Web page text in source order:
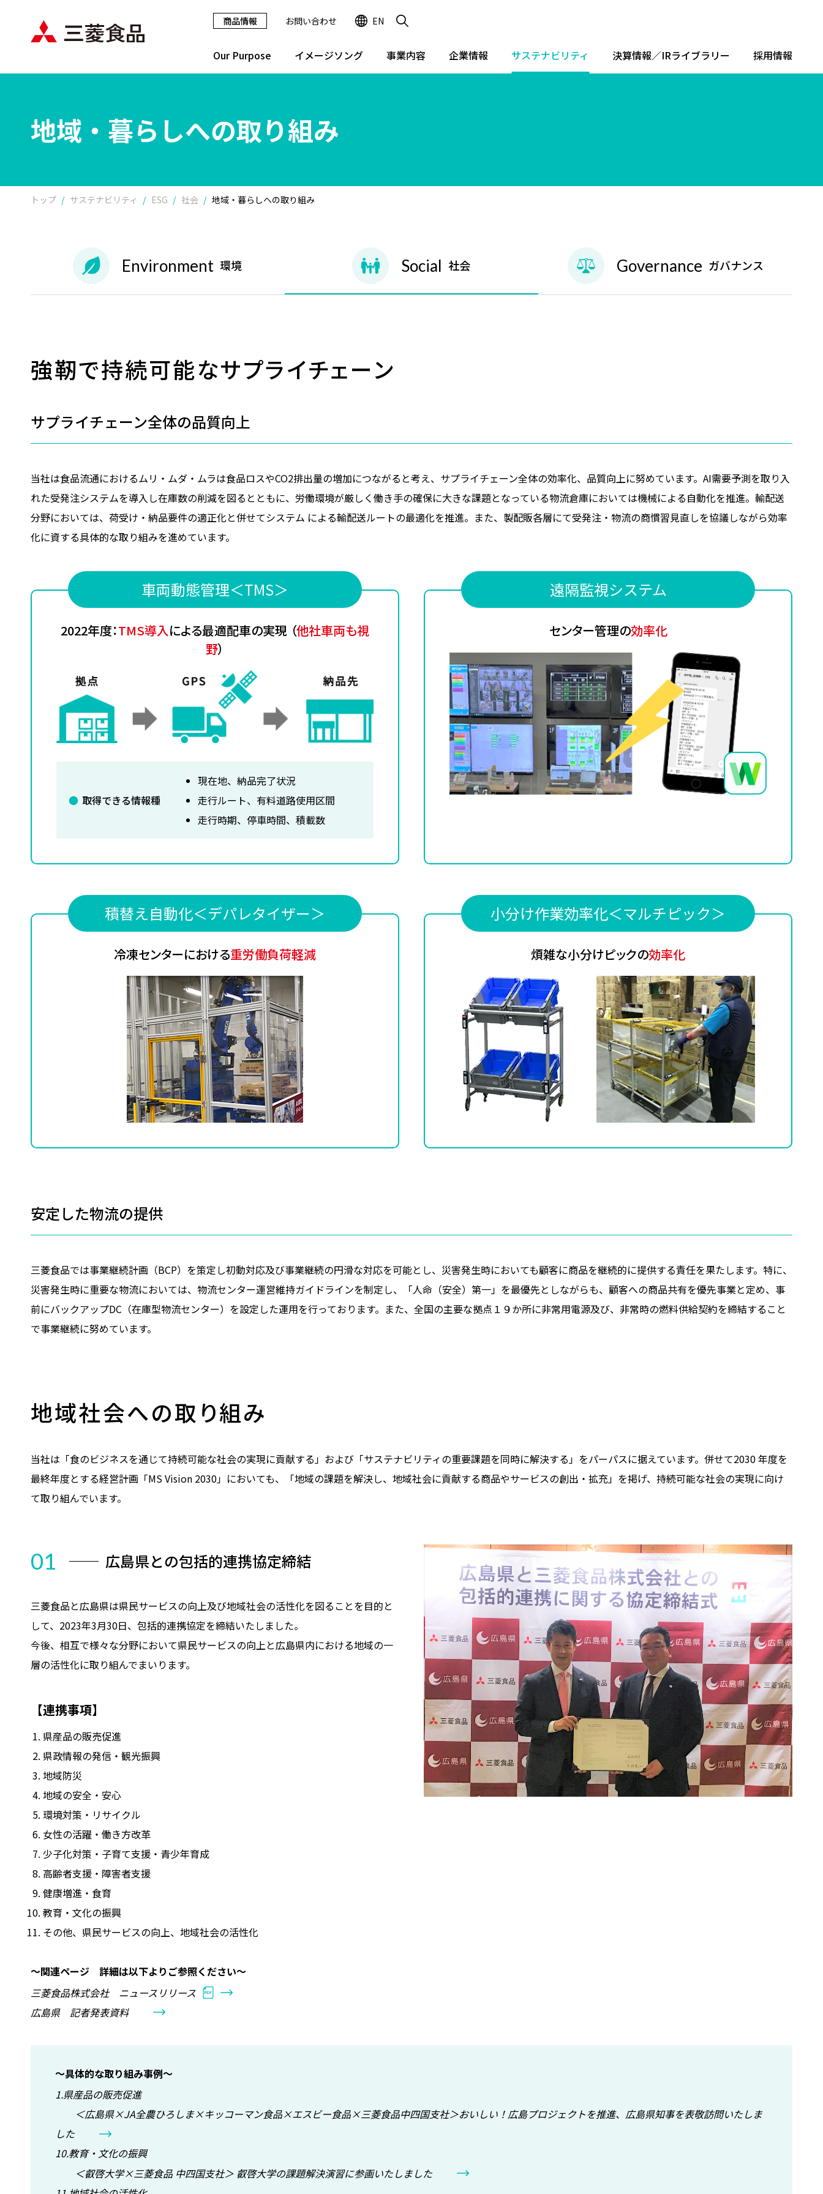
商品情報 お問い合わせ EN
Our Purpose イメージソング 事業内容 企業情報 サステナビリティ 決算情報／IRライブラリー 採用情報
地域・暮らしへの取り組み
トップ サステナビリティ ESG 社会 地域・暮らしへの取り組み
Environment 環境 Social 社会 Governance ガバナンス
強靭で持続可能なサプライチェーン
サプライチェーン全体の品質向上
当社は食品流通におけるムリ・ムダ・ムラは食品ロスやCO2排出量の増加につながると考え、サプライチェーン全体の効率化、品質向上に努めています。AI需要予測を取り入
れた受発注システムを導入し在庫数の削減を図るとともに、労働環境が厳しく働き手の確保に大きな課題となっている物流倉庫においては機械による自動化を推進。輸配送
分野においては、荷受け・納品要件の適正化と併せてシステム による輸配送ルートの最適化を推進。また、製配販各層にて受発注・物流の商慣習見直しを協議しながら効率
化に資する具体的な取り組みを進めています。
車両動態管理＜TMS＞
2022年度：TMS導入による最適配車の実現 （他社車両も視
野）
取得できる情報種
現在地、納品完了状況
走行ルート、有料道路使用区間
走行時期、停車時間、積載数
遠隔監視システム
センター管理の効率化
積替え自動化＜デパレタイザー＞
冷凍センターにおける重労働負荷軽減
小分け作業効率化＜マルチピック＞
煩雑な小分けピックの効率化
安定した物流の提供
三菱食品では事業継続計画（BCP）を策定し初動対応及び事業継続の円滑な対応を可能とし、災害発生時においても顧客に商品を継続的に提供する責任を果たします。特に、
災害発生時に重要な物流においては、物流センター運営維持ガイドラインを制定し、「人命（安全）第一」を最優先としながらも、顧客への商品共有を優先事業と定め、事
前にバックアップDC（在庫型物流センター）を設定した運用を行っております。また、全国の主要な拠点１９か所に非常用電源及び、非常時の燃料供給契約を締結すること
で事業継続に努めています。
地域社会への取り組み
当社は「食のビジネスを通じて持続可能な社会の実現に貢献する」および「サステナビリティの重要課題を同時に解決する」をパーパスに据えています。併せて2030 年度を
最終年度とする経営計画「MS Vision 2030」においても、「地域の課題を解決し、地域社会に貢献する商品やサービスの創出・拡充」を掲げ、持続可能な社会の実現に向け
て取り組んでいます。
01 広島県との包括的連携協定締結
三菱食品と広島県は県民サービスの向上及び地域社会の活性化を図ることを目的と
して、2023年3月30日、包括的連携協定を締結いたしました。
今後、相互で様々な分野において県民サービスの向上と広島県内における地域の一
層の活性化に取り組んでまいります。
【連携事項】
県産品の販売促進
県政情報の発信・観光振興
地域防災
地域の安全・安心
環境対策・リサイクル
女性の活躍・働き方改革
少子化対策・子育て支援・青少年育成
高齢者支援・障害者支援
健康増進・食育
教育・文化の振興
その他、県民サービスの向上、地域社会の活性化
～関連ページ 詳細は以下よりご参照ください～
三菱食品株式会社 ニュースリリース
広島県 記者発表資料
～具体的な取り組み事例～
1.県産品の販売促進
＜広島県×JA全農ひろしま×キッコーマン食品×エスビー食品×三菱食品中四国支社＞おいしい！広島プロジェクトを推進、広島県知事を表敬訪問いたしま
した
10.教育・文化の振興
＜叡啓大学×三菱食品 中四国支社＞ 叡啓大学の課題解決演習に参画いたしました